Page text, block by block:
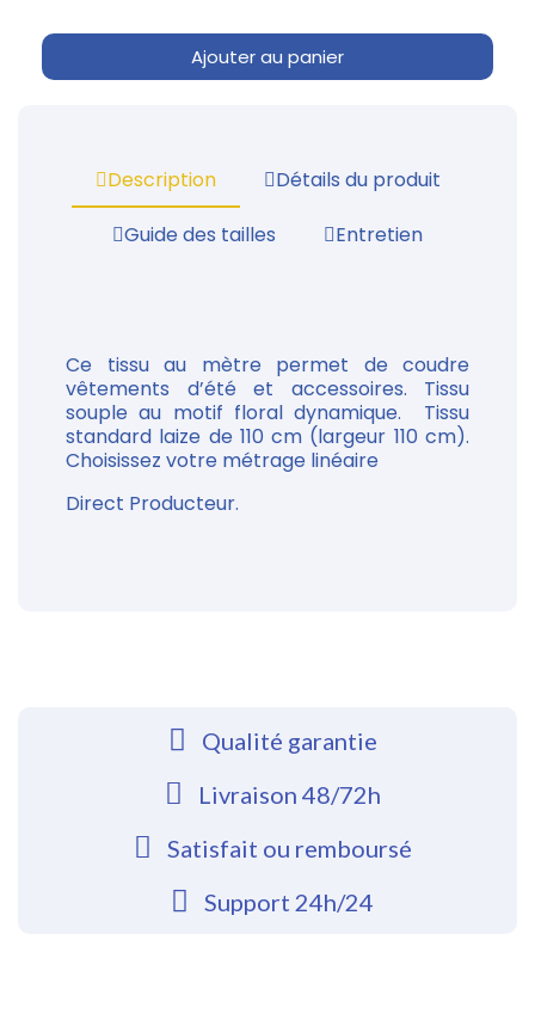
Ajouter au panier
Description
Détails du produit
Guide des tailles
Entretien
Ce tissu au mètre permet de coudre
vêtements d’été et accessoires. Tissu
souple au motif floral dynamique. Tissu
standard laize de 110 cm (largeur 110 cm).
Choisissez votre métrage linéaire
Direct Producteur.
Qualité garantie
Livraison 48/72h
Satisfait ou remboursé
Support 24h/24